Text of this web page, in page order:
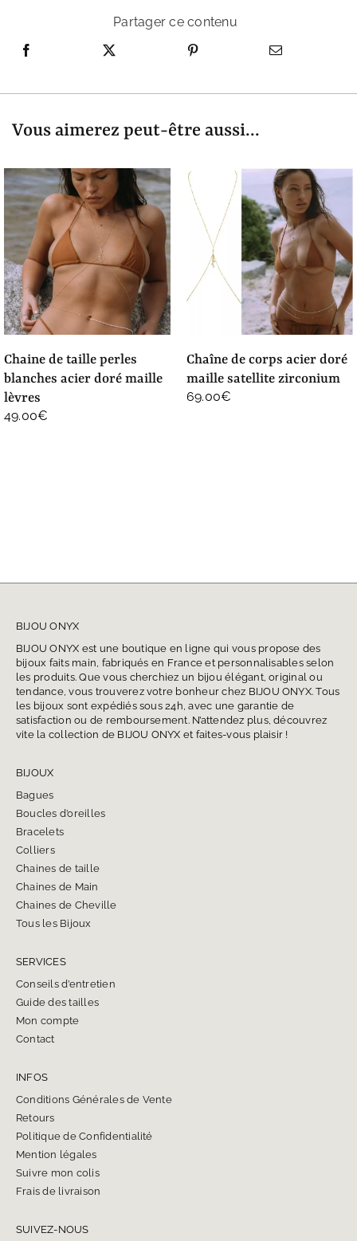
Partager ce contenu
Vous aimerez peut-être aussi...
chaine de taille perles
blanches acier doré maille
lèvres
49.00€
chaîne de corps acier doré
maille satellite zirconium
69.00€
BIJOU ONYX
BIJOU ONYX est une boutique en ligne qui vous propose des
bijoux faits main, fabriqués en France et personnalisables selon
les produits. Que vous cherchiez un bijou élégant, original ou
tendance, vous trouverez votre bonheur chez BIJOU ONYX. Tous
les bijoux sont expédiés sous 24h, avec une garantie de
satisfaction ou de remboursement. N’attendez plus, découvrez
vite la collection de BIJOU ONYX et faites-vous plaisir !
BIJOUX
Bagues
Boucles d’oreilles
Bracelets
Colliers
Chaines de taille
Chaines de Main
Chaines de Cheville
Tous les Bijoux
SERVICES
Conseils d’entretien
Guide des tailles
Mon compte
Contact
INFOS
Conditions Générales de Vente
Retours
Politique de Confidentialité
Mention légales
Suivre mon colis
Frais de livraison
SUIVEZ-NOUS